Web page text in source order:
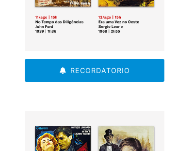
RECORDATORIO